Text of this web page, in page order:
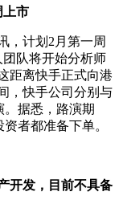
市
计划2月第一周
团队将开始分析师
距离快手正式向港
，快手公司分别与
据悉，路演期
者都准备下单。
开发，目前不具备